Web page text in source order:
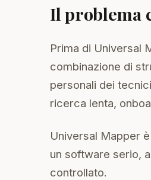
Il problema
Prima di Universal
combinazione di
personali dei
ricerca lenta,
Universal Mapper
un software serio,
controllato.